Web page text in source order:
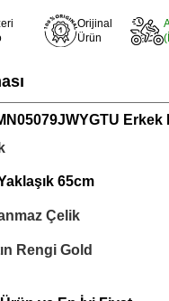
Orijinal
Ürün
Erkek
65cm
Çelik
Rengi Gold